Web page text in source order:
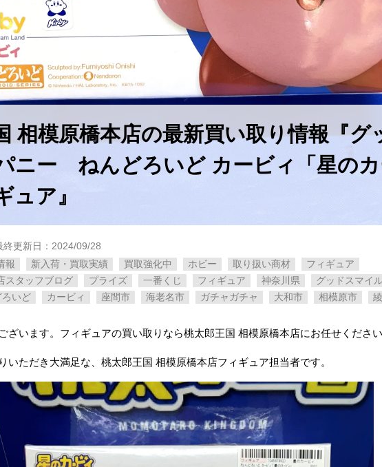
相模原橋本店の最新買い取り情報『グ
ニー ねんどろいど ​カービィ「星の
ュア』
終更新日：2024/09/28
報
新入荷・買取実績 買取強化中 ホビー 取り扱い商材
フィギュア
スタッフブログ
プライズ 一番くじ フィギュア 神奈川県
グッドスマイ
ろいど カービィ 座間市 海老名市 ガチャガチャ 大和市 相模原市
ざいます。フィギュアの買い取りなら桃太郎王国 相模原橋本店にお任せくださ
いただき大満足な、桃太郎王国 相模原橋本店フィギュア担当者です。